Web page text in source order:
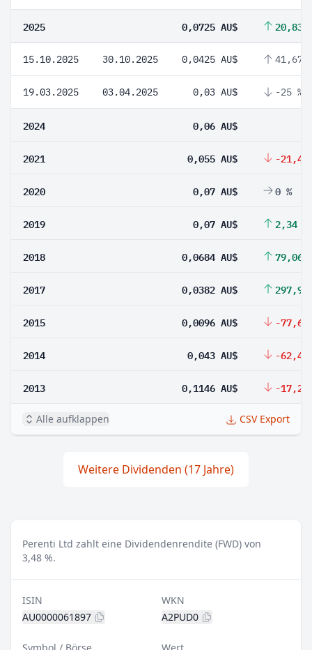
2025 0,0725 AU$ 20,83
15.10.2025 30.10.2025 0,0425 AU$ 41,67
19.03.2025 03.04.2025 0,03 AU$ -25 %
2024 0,06 AU$
2021 0,055 AU$ -21,43
2020 0,07 AU$ 0 %
2019 0,07 AU$ 2,34 %
2018 0,0684 AU$ 79,06
2017 0,0382 AU$ 297,92
2015 0,0096 AU$ -77,67
2014 0,043 AU$ -62,48
2013 0,1146 AU$ -17,26
Alle aufklappen CSV Export
Weitere Dividenden (17 Jahre)
Perenti Ltd zahlt eine Dividendenrendite (FWD) von
3,48 %.
ISIN
AU0000061897
WKN
A2PUD0